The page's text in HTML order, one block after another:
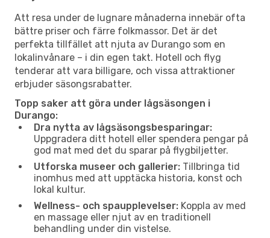
Att resa under de lugnare månaderna innebär ofta
bättre priser och färre folkmassor. Det är det
perfekta tillfället att njuta av Durango som en
lokalinvånare – i din egen takt. Hotell och flyg
tenderar att vara billigare, och vissa attraktioner
erbjuder säsongsrabatter.
Topp saker att göra under lågsäsongen i
Durango:
Dra nytta av lågsäsongsbesparingar:
Uppgradera ditt hotell eller spendera pengar på
god mat med det du sparar på flygbiljetter.
Utforska museer och gallerier: Tillbringa tid
inomhus med att upptäcka historia, konst och
lokal kultur.
Wellness- och spaupplevelser: Koppla av med
en massage eller njut av en traditionell
behandling under din vistelse.